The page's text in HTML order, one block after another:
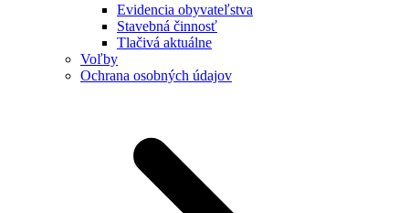
Evidencia obyvateľstva
Stavebná činnosť
Tlačivá aktuálne
Voľby
Ochrana osobných údajov